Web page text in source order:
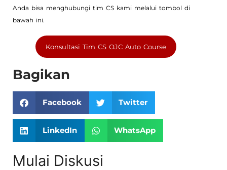
Anda bisa menghubungi tim CS kami melalui tombol di
bawah ini.
Konsultasi Tim CS OJC Auto Course
Bagikan
Facebook Twitter
LinkedIn WhatsApp
Mulai Diskusi